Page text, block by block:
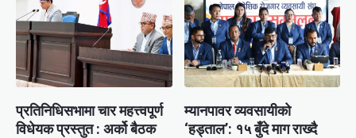
प्रतिनिधिसभामा चार महत्त्वपूर्ण
विधेयक प्रस्तुत : अर्को बैठक
म्यानपावर व्यवसायीको
‘हड्ताल’: १५ बुँदे माग राख्दै